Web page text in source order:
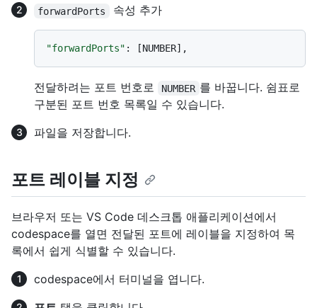
forwardPorts 속성 추가
"forwardPorts" : [NUMBER] ,
전달하려는 포트 번호로 NUMBER 를 바꿉니다. 쉼표로
구분된 포트 번호 목록일 수 있습니다.
파일을 저장합니다.
포트 레이블 지정
브라우저 또는 VS Code 데스크톱 애플리케이션에서
codespace를 열면 전달된 포트에 레이블을 지정하여 목
록에서 쉽게 식별할 수 있습니다.
codespace에서 터미널을 엽니다.